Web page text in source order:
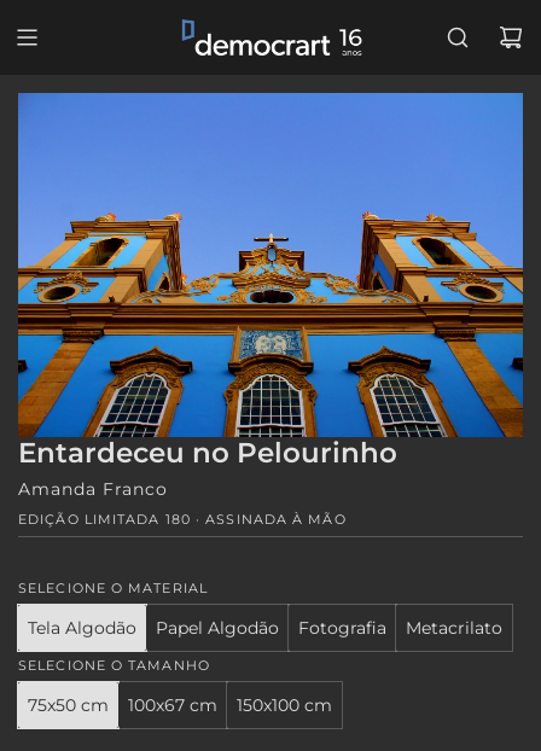
PARA
Entardeceu no Pelourinho
Amanda Franco
EDIÇÃO LIMITADA 180 · ASSINADA À MÃO
SELECIONE O MATERIAL
Tela Algodão Papel Algodão Fotografia Metacrilato
SELECIONE O TAMANHO
75x50 cm 100x67 cm 150x100 cm